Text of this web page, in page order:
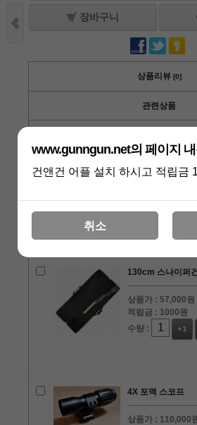
장바구니
상품리뷰 [0]
관련상품
세트
상품가 :27,000원
130cm 스나이퍼
상품가 : 57,000원
적립금 : 1000원
수량 :
+1
4X 포맥 스코프
상품가 : 110,000
www.gunngun.net의 페이지
건앤건 어플 설치 하시고 적립금
취소